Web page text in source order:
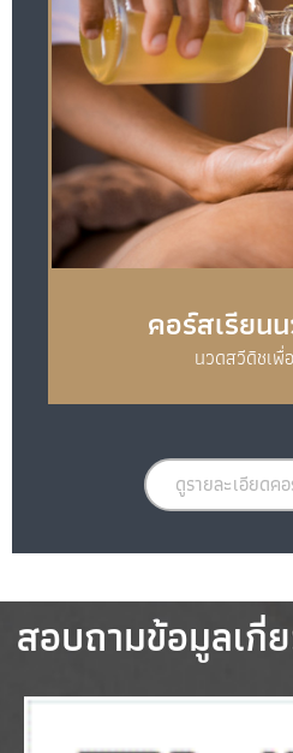
คอร์สเรียน
นวดสวีดิชเพื่
ดูรายละเอียดค
สอบถามข้อมูลเกี่